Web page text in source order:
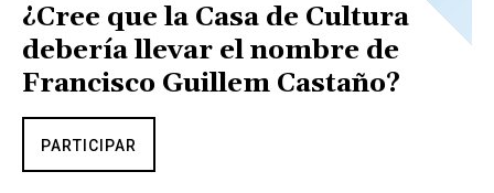
¿Cree que la Casa de Cultura
debería llevar el nombre de
Francisco Guillem Castaño?
PARTICIPAR